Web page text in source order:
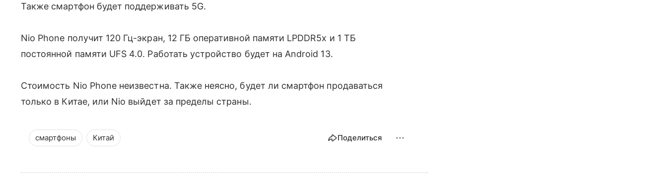
Также смартфон будет поддерживать 5G.
Nio Phone получит 120 Гц-экран, 12 ГБ оперативной памяти LPDDR5x и 1 ТБ
постоянной памяти UFS 4.0. Работать устройство будет на Android 13.
Стоимость Nio Phone неизвестна. Также неясно, будет ли смартфон продаваться
только в Китае, или Nio выйдет за пределы страны.
смартфоны Китай Поделиться